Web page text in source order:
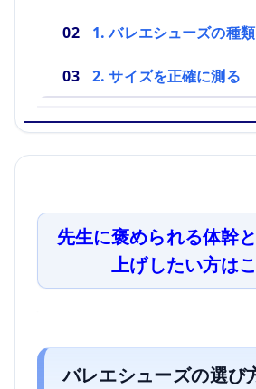
1. バレエシューズの種
2. サイズを正確に測る
先生に褒められる体幹
上げしたい方は
バレエシューズの選び